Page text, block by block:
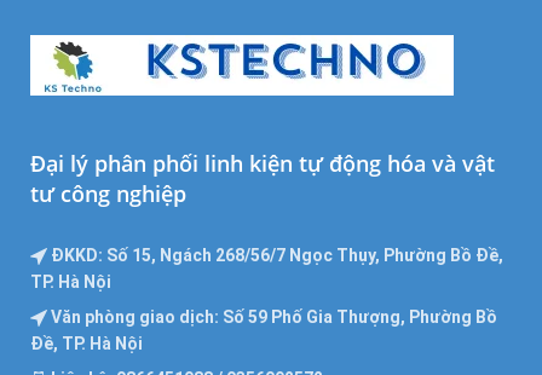
Đại lý phân phối linh kiện tự động hóa và vật
tư công nghiệp
ĐKKD: Số 15, Ngách 268/56/7 Ngọc Thụy, Phường Bồ Đề,
TP. Hà Nội
Văn phòng giao dịch: Số 59 Phố Gia Thượng, Phường Bồ
Đề, TP. Hà Nội